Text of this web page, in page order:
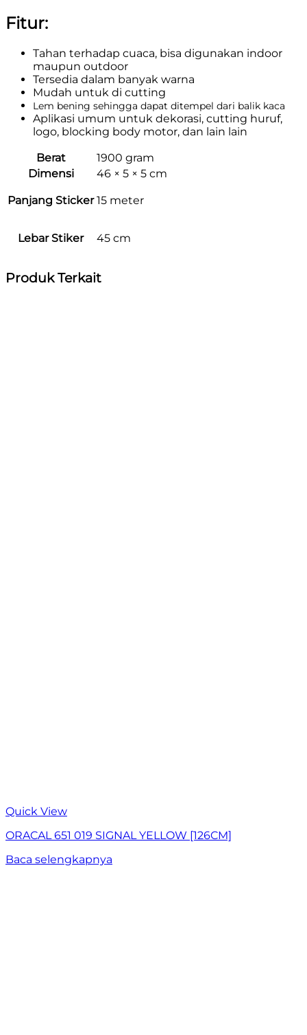
Fitur:
Tahan terhadap cuaca, bisa digunakan indoor
maupun outdoor
Tersedia dalam banyak warna
Mudah untuk di cutting
Lem bening sehingga dapat ditempel dari balik kaca
Aplikasi umum untuk dekorasi, cutting huruf,
logo, blocking body motor, dan lain lain
Berat
1900 gram
Dimensi
46 × 5 × 5 cm
Panjang Sticker 15 meter
Lebar Stiker 45 cm
Produk Terkait
Quick View
ORACAL 651 019 SIGNAL YELLOW [126CM]
Baca selengkapnya